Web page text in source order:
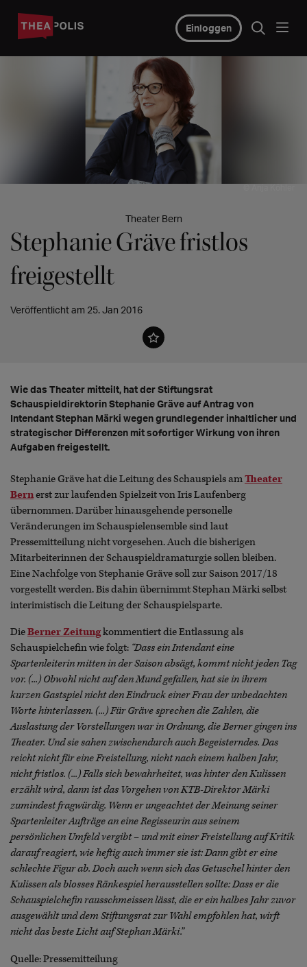
Einloggen
Theater Bern
Stephanie Gräve fristlos
freigestellt
Veröffentlicht am 25. Jan 2016
Wie das Theater mitteilt, hat der Stiftungsrat
Schauspieldirektorin Stephanie Gräve auf Antrag von
Intendant Stephan Märki wegen grundlegender inhaltlicher und
strategischer Differenzen mit sofortiger Wirkung von ihren
Aufgaben freigestellt.
Stephanie Gräve hat die Leitung des Schauspiels amTheater
Bernerst zur laufenden Spielzeit von Iris Laufenberg
übernommen. Darüber hinausgehende personelle
Veränderungen im Schauspielensemble sind laut
Pressemitteilung nicht vorgesehen. Auch die bisherigen
Mitarbeiterinnen der Schauspieldramaturgie sollen bleiben.
Eine Nachfolge von Stephanie Gräve soll zur Saison 2017/18
vorgestellt werden. Bis dahin übernimmt Stephan Märki selbst
interimistisch die Leitung der Schauspielsparte.
DieBerner Zeitungkommentiert die Entlassung als
Schauspielchefin wie folgt: “Dass ein Intendant eine
Spartenleiterin mitten in der Saison absägt, kommt nicht jeden Tag
vor. (...) Obwohl nicht auf den Mund gefallen, hat sie in ihrem
kurzen Gastspiel nicht den Eindruck einer Frau der unbedachten
Worte hinterlassen. (...) Für Gräve sprechen die Zahlen, die
Auslastung der Vorstellungen war in Ordnung, die Berner gingen ins
Theater. Und sie sahen zwischendurch auch Begeisterndes. Das
reicht nicht für eine Freistellung, nicht nach einem halben Jahr,
nicht fristlos. (...) Falls sich bewahrheitet, was hinter den Kulissen
erzählt wird, dann ist das Vorgehen von KTB-Direktor Märki
zumindest fragwürdig. Wenn er ungeachtet der Meinung seiner
Spartenleiter Aufträge an eine Regisseurin aus seinem
persönlichen Umfeld vergibt – und mit einer Freistellung auf Kritik
darauf reagiert, wie heftig auch immer sie ist: Dann gibt er eine
schlechte Figur ab. Doch auch wenn sich das Getuschel hinter den
Kulissen als blosses Ränkespiel herausstellen sollte: Dass er die
Schauspielchefin rausschmeissen lässt, die er ein halbes Jahr zuvor
ausgewählt und dem Stiftungsrat zur Wahl empfohlen hat, wirft
nicht das beste Licht auf Stephan Märki.”
Quelle: Pressemitteilung